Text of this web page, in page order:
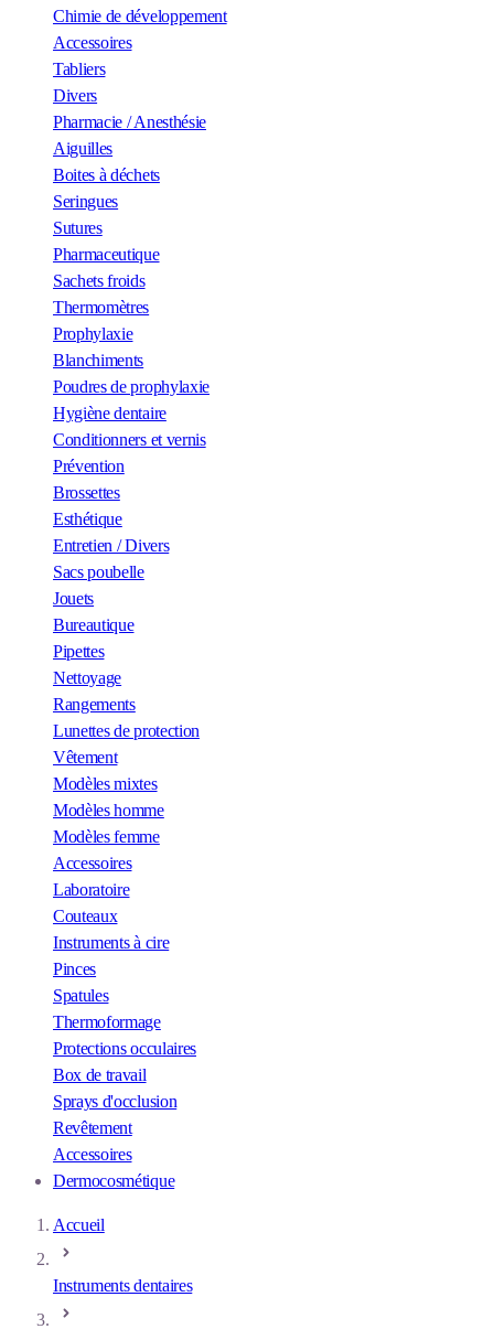
Chimie de développement
Accessoires
Tabliers
Divers
Pharmacie / Anesthésie
Aiguilles
Boites à déchets
Seringues
Sutures
Pharmaceutique
Sachets froids
Thermomètres
Prophylaxie
Blanchiments
Poudres de prophylaxie
Hygiène dentaire
Conditionners et vernis
Prévention
Brossettes
Esthétique
Entretien / Divers
Sacs poubelle
Jouets
Bureautique
Pipettes
Nettoyage
Rangements
Lunettes de protection
Vêtement
Modèles mixtes
Modèles homme
Modèles femme
Accessoires
Laboratoire
Couteaux
Instruments à cire
Pinces
Spatules
Thermoformage
Protections occulaires
Box de travail
Sprays d'occlusion
Revêtement
Accessoires
Dermocosmétique
Accueil
Instruments dentaires